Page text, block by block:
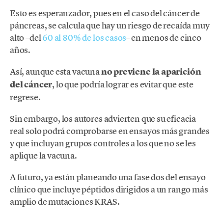
Esto es esperanzador, pues en el caso del cáncer de
páncreas, se calcula que hay un riesgo de recaída muy
alto –del60 al 80% de los casos– en menos de cinco
años.
Así, aunque esta vacunano previene la aparición
del cáncer, lo que podría lograr es evitar que este
regrese.
Sin embargo, los autores advierten que su eficacia
real solo podrá comprobarse en ensayos más grandes
y que incluyan grupos controles a los que no se les
aplique la vacuna.
A futuro, ya están planeando una fase dos del ensayo
clínico que incluye péptidos dirigidos a un rango más
amplio de mutaciones KRAS.